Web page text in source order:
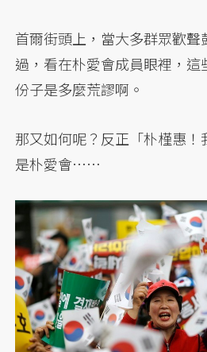
首爾街頭上，當大多群眾歡
過，看在朴愛會成員眼裡，
份子是多麼荒謬啊。
那又如何呢？反正「朴槿惠
是朴愛會……